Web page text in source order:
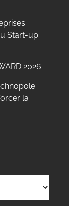
Start-up
2026
la